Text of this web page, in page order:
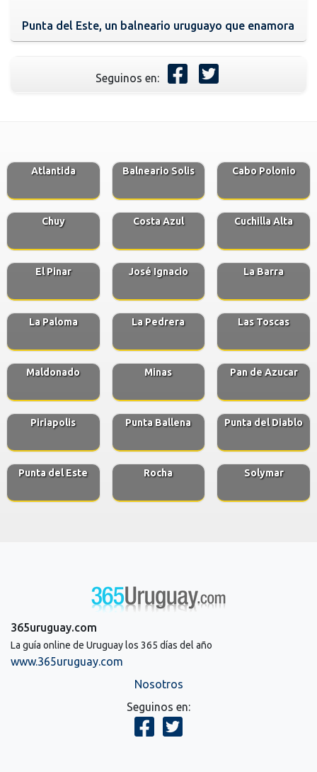
Punta del Este, un balneario uruguayo que enamora
Seguinos en:
Atlantida Balneario Solis Cabo Polonio
Chuy Costa Azul Cuchilla Alta
El Pinar José Ignacio La Barra
La Paloma La Pedrera Las Toscas
Maldonado Minas Pan de Azucar
Piriapolis Punta Ballena Punta del Diablo
Punta del Este Rocha Solymar
365uruguay.com
La guía online de Uruguay los 365 días del año
www.365uruguay.com
Nosotros
Seguinos en: